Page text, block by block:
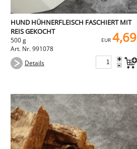
HUND HÜHNERFLEISCH FASCHIERT MIT
REIS GEKOCHT
500 g
Art. Nr. 991078
EUR 4,69
Details +
-